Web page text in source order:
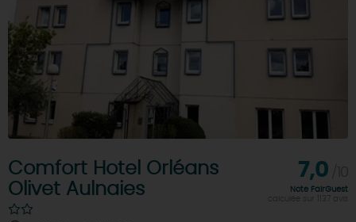
Comfort Hotel Orléans
Olivet Aulnaies
7,0
Note FairGuest